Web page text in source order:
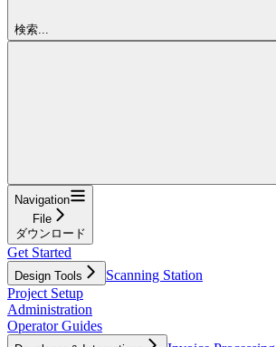
検索...
Navigation
File
ダウンロード
Get Started
Design Tools
Scanning Station
Project Setup
Administration
Operator Guides